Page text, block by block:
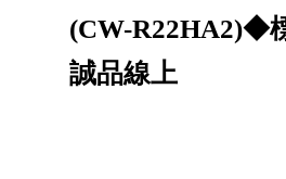
(CW-R22HA2)◆
誠品線上